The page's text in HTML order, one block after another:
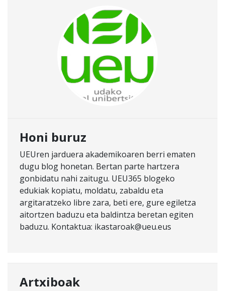
Honi buruz
UEUren jarduera akademikoaren berri ematen
dugu blog honetan. Bertan parte hartzera
gonbidatu nahi zaitugu. UEU365 blogeko
edukiak kopiatu, moldatu, zabaldu eta
argitaratzeko libre zara, beti ere, gure egiletza
aitortzen baduzu eta baldintza beretan egiten
baduzu. Kontaktua: ikastaroak@ueu.eus
Artxiboak